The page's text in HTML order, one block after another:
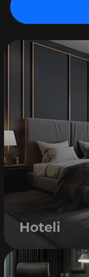
Hoteli